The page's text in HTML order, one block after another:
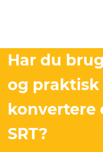
Har du
og
konvertere
SRT?